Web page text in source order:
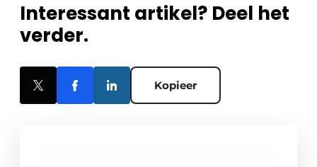
Interessant artikel? Deel het
verder.
Kopieer